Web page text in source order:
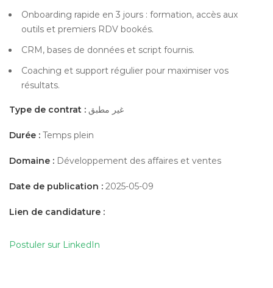
Onboarding rapide en 3 jours : formation, accès aux
outils et premiers RDV bookés.
CRM, bases de données et script fournis.
Coaching et support régulier pour maximiser vos
résultats.
Type de contrat : غير مطبق
Durée : Temps plein
Domaine : Développement des affaires et ventes
Date de publication : 2025-05-09
Lien de candidature :
Postuler sur LinkedIn